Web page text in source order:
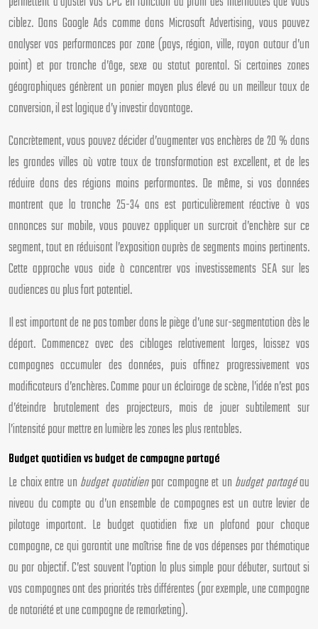
ciblez. Dans Google Ads comme dans Microsoft Advertising, vous pouvez
analyser vos performances par zone (pays, région, ville, rayon autour d’un
point) et par tranche d’âge, sexe ou statut parental. Si certaines zones
géographiques génèrent un panier moyen plus élevé ou un meilleur taux de
conversion, il est logique d’y investir davantage.
Concrètement, vous pouvez décider d’augmenter vos enchères de 20 % dans
les grandes villes où votre taux de transformation est excellent, et de les
réduire dans des régions moins performantes. De même, si vos données
montrent que la tranche 25-34 ans est particulièrement réactive à vos
annonces sur mobile, vous pouvez appliquer un surcroit d’enchère sur ce
segment, tout en réduisant l’exposition auprès de segments moins pertinents.
Cette approche vous aide à concentrer vos investissements SEA sur les
audiences au plus fort potentiel.
Il est important de ne pas tomber dans le piège d’une sur-segmentation dès le
départ. Commencez avec des ciblages relativement larges, laissez vos
campagnes accumuler des données, puis affinez progressivement vos
modificateurs d’enchères. Comme pour un éclairage de scène, l’idée n’est pas
d’éteindre brutalement des projecteurs, mais de jouer subtilement sur
l’intensité pour mettre en lumière les zones les plus rentables.
Budget quotidien vs budget de campagne partagé
Le choix entre un budget quotidienpar campagne et un budget partagéau
niveau du compte ou d’un ensemble de campagnes est un autre levier de
pilotage important. Le budget quotidien fixe un plafond pour chaque
campagne, ce qui garantit une maîtrise fine de vos dépenses par thématique
ou par objectif. C’est souvent l’option la plus simple pour débuter, surtout si
vos campagnes ont des priorités très différentes (par exemple, une campagne
de notoriété et une campagne de remarketing).